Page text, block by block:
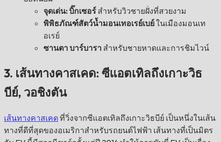
จุดเด่น: บิ๊กเซอร์ สำหรับวิวชายฝั่งที่สวยงาม
พิพิธภัณฑ์สัตว์น้ำมอนเทอเรย์เบย์ในเมืองมอนเท
อเรย์
ซานตา บาร์บารา สำหรับชายหาดและการชิมไวน์
3. เส้นทางคาสเคด: ซีแอตเทิลถึงเกาะวิธ
บีย์, วอชิงตัน
เส้นทางคาสเคดที่วิ่งจากซีแอตเทิลถึงเกาะวิธบีย์ เป็นหนึ่งในเส้น
ทางที่ดีที่สุดของอเมริกาสำหรับรถยนต์ไฟฟ้า เส้นทางที่เป็นมิตร